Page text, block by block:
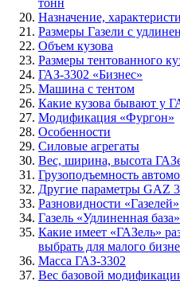
Назначение,
Размеры Газели с
Объем кузова
Размеры тентованного
ГАЗ-3302 «Бизнес»
Машина с тентом
Какие кузова бывают у
Модификация «Фургон»
Особенности
Силовые агрегаты
Вес, ширина, высота
Грузоподъемность
Другие параметры GAZ
Разновидности «Газелей»
Газель «Удлиненная
Какие имеет «ГАЗель»
выбрать для малого
Масса ГАЗ-3302
Вес базовой